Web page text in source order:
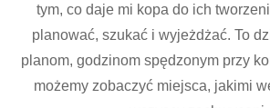
tym, co daje mi kopa do ich
planować, szukać i wyjeżdżać. To
planom, godzinom spędzonym przy
możemy zobaczyć miejsca, jakimi